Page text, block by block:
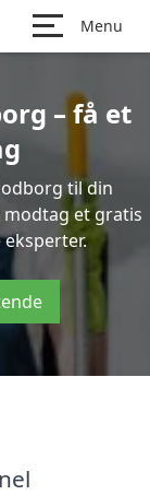
Menu
– få et
til din
et gratis